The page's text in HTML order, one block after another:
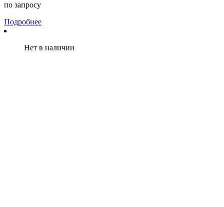
по запросу
Подробнее
Нет в наличии